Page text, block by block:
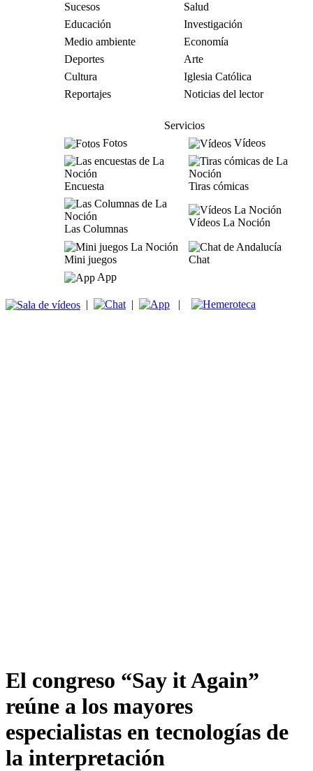
Sucesos
Salud
Educación
Investigación
Medio ambiente
Economía
Deportes
Arte
Cultura
Iglesia Católica
Reportajes
Noticias del lector
Servicios
Fotos
Vídeos
Encuesta Tiras cómicas
Las Columnas
Vídeos La Noción
Mini juegos
Chat
App
| | |
El congreso “Say it Again”
reúne a los mayores
especialistas en tecnologías de
la interpretación